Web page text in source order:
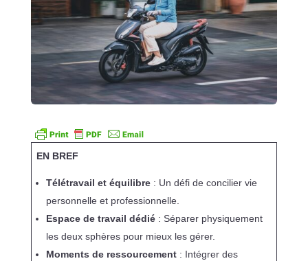
EN BREF
Télétravail et équilibre: Un défi de concilier vie
personnelle et professionnelle.
Espace de travail dédié: Séparer physiquement
les deux sphères pour mieux les gérer.
Moments de ressourcement: Intégrer des